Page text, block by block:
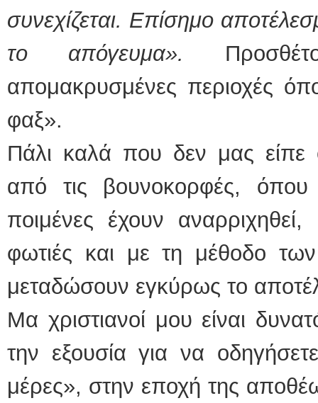
συνεχίζεται. Επίσημο
το απόγευμα».
απομακρυσμένες περιοχές
φαξ».
Πάλι καλά που δεν μας είπε
από τις βουνοκορφές, όπου
ποιμένες έχουν
φωτιές και με τη μέθοδο
μεταδώσουν εγκύρως το
Μα χριστιανοί μου είναι
την εξουσία για να
μέρες», στην εποχή της